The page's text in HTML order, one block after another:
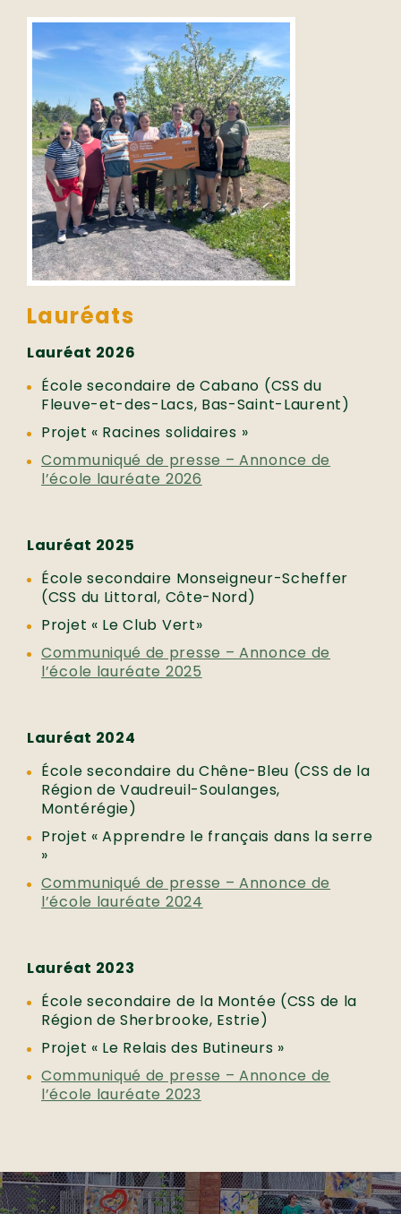
Lauréats
Lauréat 2026
École secondaire de Cabano (CSS du
Fleuve-et-des-Lacs, Bas-Saint-Laurent)
Projet « Racines solidaires »
Communiqué de presse – Annonce de
l’école lauréate 2026
Lauréat 2025
École secondaire Monseigneur-Scheffer
(CSS du Littoral, Côte-Nord)
Projet « Le Club Vert»
Communiqué de presse – Annonce de
l’école lauréate 2025
Lauréat 2024
École secondaire du Chêne-Bleu (CSS de la
Région de Vaudreuil-Soulanges,
Montérégie)
Projet « Apprendre le français dans la serre
»
Communiqué de presse – Annonce de
l’école lauréate 2024
Lauréat 2023
École secondaire de la Montée (CSS de la
Région de Sherbrooke, Estrie)
Projet « Le Relais des Butineurs »
Communiqué de presse – Annonce de
l’école lauréate 2023